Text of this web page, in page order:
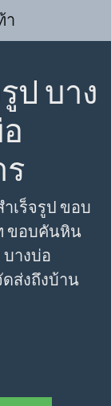
า
ป บาง
เร็จรูป ขอบ
ขอบคันหิน
างบ่อ
ส่งถึงบ้าน